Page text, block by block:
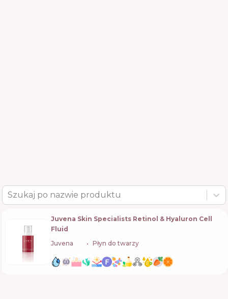
Szukaj po nazwie produktu
Juvena Skin Specialists Retinol & Hyaluron Cell
Fluid
Juvena
Płyn do twarzy